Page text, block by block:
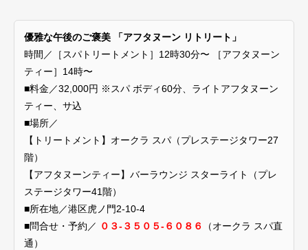
優雅な午後のご褒美 「アフタヌーン リトリート」
時間／［スパトリートメント］12時30分〜 ［アフタヌーン
ティー］14時〜
■料金／32,000円 ※スパ ボディ60分、ライトアフタヌーン
ティー、サ込
■場所／
【トリートメント】オークラ スパ（プレステージタワー27
階）
【アフタヌーンティー】バーラウンジ スターライト（プレ
ステージタワー41階）
■所在地／港区虎ノ門2-10-4
■問合せ・予約／ ０３-３５０５-６０８６
（オークラ スパ直
通）